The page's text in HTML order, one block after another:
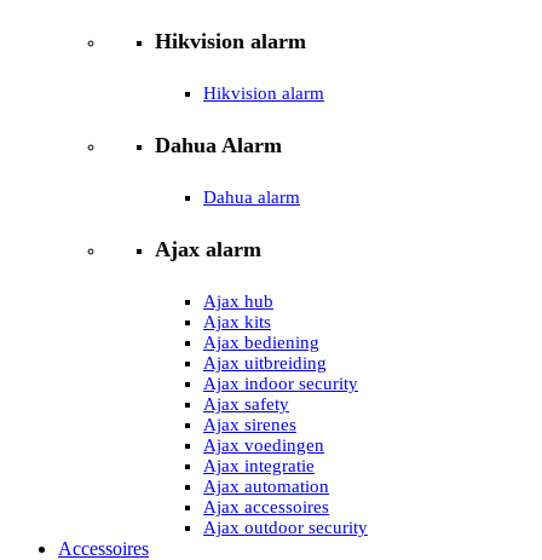
Hikvision alarm
Hikvision alarm
Dahua Alarm
Dahua alarm
Ajax alarm
Ajax hub
Ajax kits
Ajax bediening
Ajax uitbreiding
Ajax indoor security
Ajax safety
Ajax sirenes
Ajax voedingen
Ajax integratie
Ajax automation
Ajax accessoires
Ajax outdoor security
Accessoires